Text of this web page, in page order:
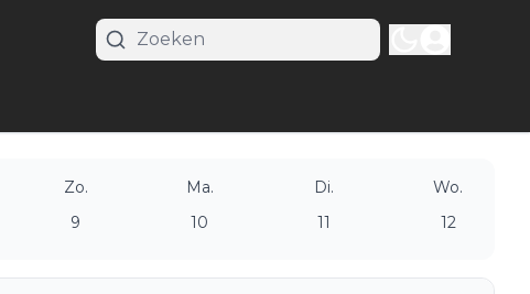
Zo.
9
Ma.
10
Di.
11
Wo.
12